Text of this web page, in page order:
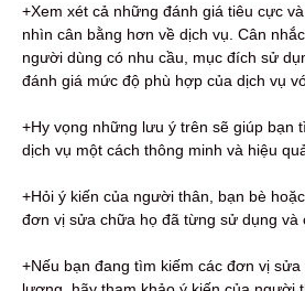
+Xem xét cả những đánh giá tiêu cực
nhìn cân bằng hơn về dịch vụ. Cân
người dùng có nhu cầu, mục đích sử
đánh giá mức độ phù hợp của dịch vụ
+Hy vọng những lưu ý trên sẽ giúp bạn
dịch vụ một cách thông minh và hiệu
+Hỏi ý kiến ​​của người thân, bạn bè
đơn vị sửa chữa họ đã từng sử dụng và
+Nếu bạn đang tìm kiếm các đơn vị